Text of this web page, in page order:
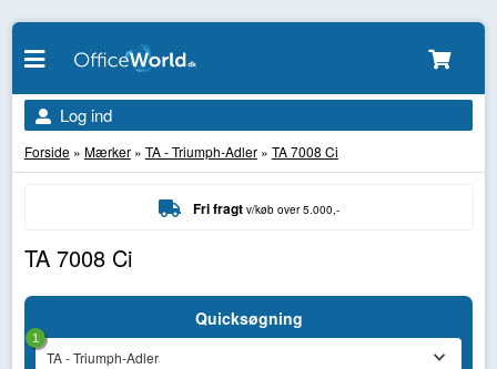
Log ind
Forside» Mærker» TA - Triumph-Adler» TA 7008 Ci
Fri fragt v/køb over 5.000,-
TA 7008 Ci
Quicksøgning
1